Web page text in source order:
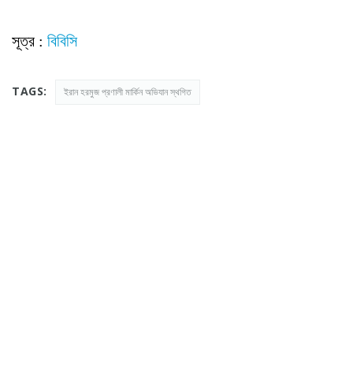
সূত্র : বিবিসি
TAGS: ইরান হরমুজ প্রণালী মার্কিন অভিযান স্থগিত